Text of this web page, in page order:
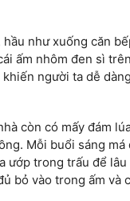
hầu như xuống căn
ấm nhôm đen sì
người ta dễ
còn có mấy đám
Mỗi buổi sáng
ướp trong trấu để
bỏ vào trong ấm và